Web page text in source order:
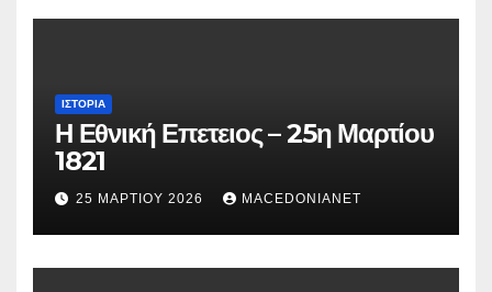
ΙΣΤΟΡΊΑ
Η Εθνική Επετειος – 25η Μαρτίου
1821
25 ΜΑΡΤΊΟΥ 2026 MACEDONIANET